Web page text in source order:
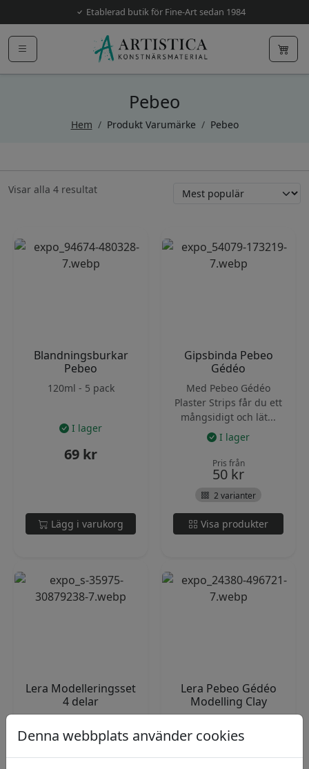
Etablerad butik för Fine-Art sedan 1984
Pebeo
Hem / Produkt Varumärke / Pebeo
Visar alla 4 resultatSortera
Blandningsburkar
Pebeo
120ml - 5 pack
I lager
69 kr
Lägg i varukorg
Gipsbinda Pebeo
Gédéo
Med Pebeo Gédéo
Plaster Strips får du ett
mångsidigt och lät...
I lager
Pris från
50 kr
2 varianter
Visa produkter
Lera Modelleringsset
4 delar
modelleringsverktyg
Lera Pebeo Gédéo
Modelling Clay
I lager
Denna webbplats använder cookies